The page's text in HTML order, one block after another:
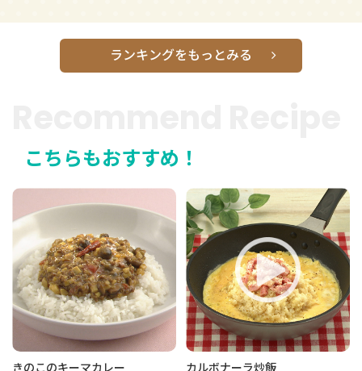
ランキングをもっとみる
こちらもおすすめ！